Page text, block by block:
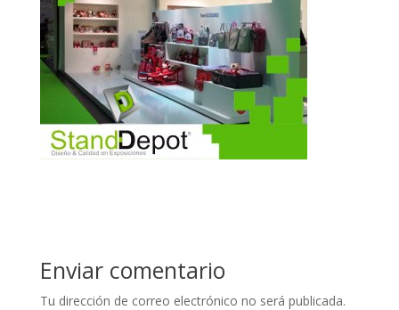
Enviar comentario
Tu dirección de correo electrónico no será publicada.